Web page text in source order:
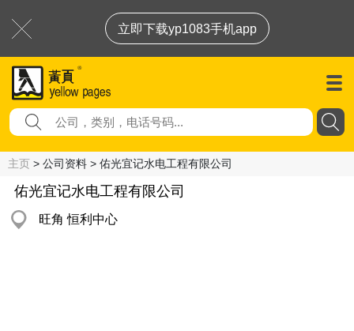
立即下载yp1083手机app
主页 > 公司资料 > 佑光宜记水电工程有限公司
佑光宜记水电工程有限公司
旺角 恒利中心